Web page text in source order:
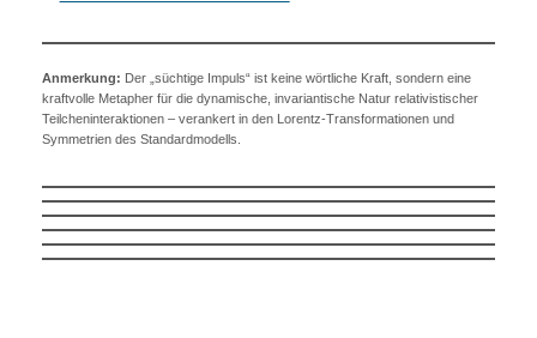
Anmerkung: Der „süchtige Impuls“ ist keine wörtliche Kraft, sondern eine
kraftvolle Metapher für die dynamische, invariantische Natur relativistischer
Teilcheninteraktionen – verankert in den Lorentz-Transformationen und
Symmetrien des Standardmodells.